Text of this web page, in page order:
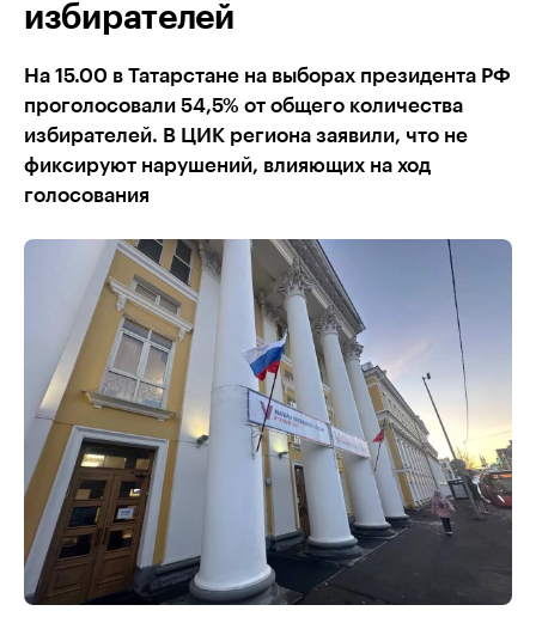
избирателей
На 15.00 в Татарстане на выборах президента РФ
проголосовали 54,5% от общего количества
избирателей. В ЦИК региона заявили, что не
фиксируют нарушений, влияющих на ход
голосования